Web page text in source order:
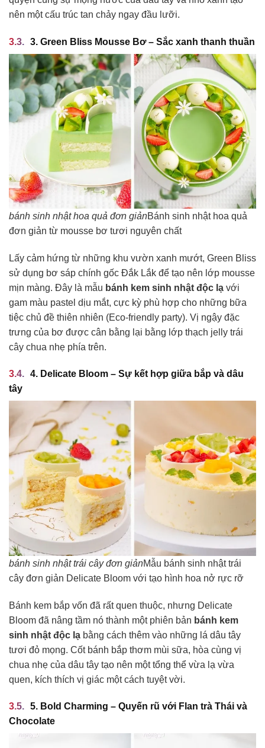
nên một cấu trúc tan chảy ngay đầu lưỡi.
3. Green Bliss Mousse Bơ – Sắc xanh thanh thuần
bánh sinh nhật hoa quả đơn giảnBánh sinh nhật hoa quả
đơn giản từ mousse bơ tươi nguyên chất
Lấy cảm hứng từ những khu vườn xanh mướt, Green Bliss
sử dụng bơ sáp chính gốc Đắk Lắk để tạo nên lớp mousse
mịn màng. Đây là mẫu bánh kem sinh nhật độc lạ với
gam màu pastel dịu mắt, cực kỳ phù hợp cho những bữa
tiệc chủ đề thiên nhiên (Eco-friendly party). Vị ngậy đặc
trưng của bơ được cân bằng lại bằng lớp thạch jelly trái
cây chua nhẹ phía trên.
4. Delicate Bloom – Sự kết hợp giữa bắp và dâu
tây
bánh sinh nhật trái cây đơn giảnMẫu bánh sinh nhật trái
cây đơn giản Delicate Bloom với tạo hình hoa nở rực rỡ
Bánh kem bắp vốn đã rất quen thuộc, nhưng Delicate
Bloom đã nâng tầm nó thành một phiên bản bánh kem
sinh nhật độc lạ bằng cách thêm vào những lá dâu tây
tươi đỏ mọng. Cốt bánh bắp thơm mùi sữa, hòa cùng vị
chua nhẹ của dâu tây tạo nên một tổng thể vừa lạ vừa
quen, kích thích vị giác một cách tuyệt vời.
5. Bold Charming – Quyến rũ với Flan trà Thái và
Chocolate